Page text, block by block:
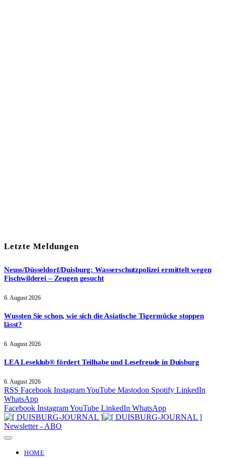
Letzte Meldungen
Neuss/Düsseldorf/Duisburg: Wasserschutzpolizei ermittelt wegen
Fischwilderei – Zeugen gesucht
6. August 2026
Wussten Sie schon, wie sich die Asiatische Tigermücke stoppen
lässt?
6. August 2026
LEA Leseklub® fördert Teilhabe und Lesefreude in Duisburg
6. August 2026
RSS Facebook InstagramYouTube Mastodon Spotify LinkedIn
WhatsApp
Facebook InstagramYouTube LinkedIn WhatsApp
Newsletter - ABO
HOME